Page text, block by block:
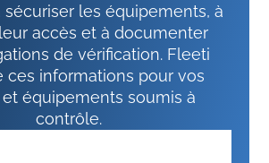
sécuriser les équipements, à
accès et à documenter
de vérification. Fleeti
ces informations pour vos
équipements soumis à
contrôle.